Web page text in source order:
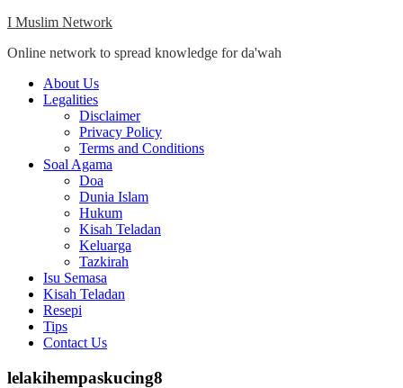
Skip
content
I Muslim Network
Online network to spread knowledge for da'wah
Close
Menu
About Us
Legalities
Disclaimer
Privacy Policy
Terms and Conditions
Soal Agama
Doa
Dunia Islam
Hukum
Kisah Teladan
Keluarga
Tazkirah
Isu Semasa
Kisah Teladan
Resepi
Tips
Contact Us
lelakihempaskucing8